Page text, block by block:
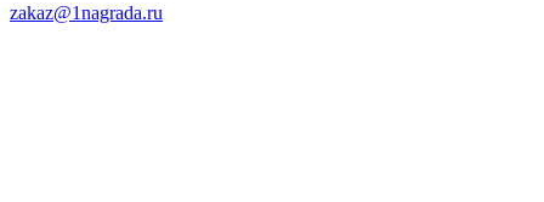
zakaz@1nagrada.ru